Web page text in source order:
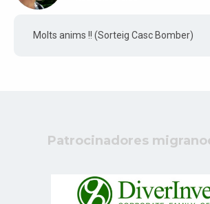
Molts anims !! (Sorteig Casc Bomber)
Patrocinadores